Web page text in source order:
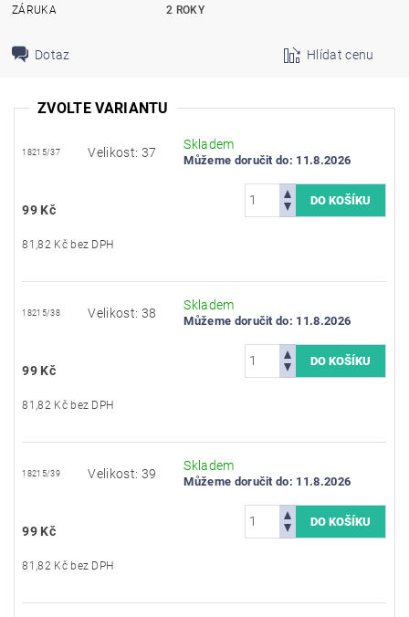
ZÁRUKA
2 ROKY
Dotaz Hlídat cenu
ZVOLTE VARIANTU
18215/37 Velikost: 37
Skladem
Můžeme doručit do: 11.8.2026
99 Kč
81,82 Kč bez DPH
18215/38 Velikost: 38
Skladem
Můžeme doručit do: 11.8.2026
99 Kč
81,82 Kč bez DPH
18215/39 Velikost: 39
Skladem
Můžeme doručit do: 11.8.2026
99 Kč
81,82 Kč bez DPH